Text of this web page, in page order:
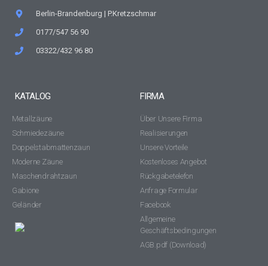
Berlin-Brandenburg | P.Kretzschmar
0177/547 56 90
03322/432 96 80
KATALOG
Metallzäune
Schmiedezäune
Doppelstabmattenzaun
Moderne Zäune
Maschendrahtzaun
Gabione
Geländer
FIRMA
Über Unsere Firma
Realisierungen
Unsere Vorteile
Kostenloses Angebot
Rückgabetelefon
Anfrage Formular
Facebook
Allgemeine
Geschäftsbedingungen
AGB.pdf (Download)